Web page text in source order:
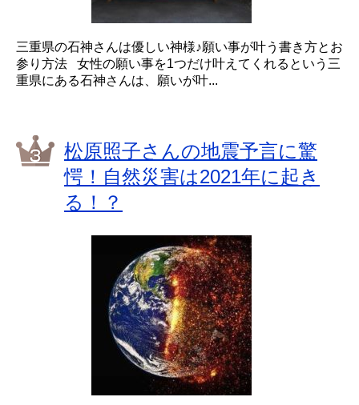
三重県の石神さんは優しい神様♪願い事が叶う書き方とお
参り方法 女性の願い事を1つだけ叶えてくれるという三
重県にある石神さんは、願いが叶...
松原照子さんの地震予言に驚
愕！自然災害は2021年に起き
る！？